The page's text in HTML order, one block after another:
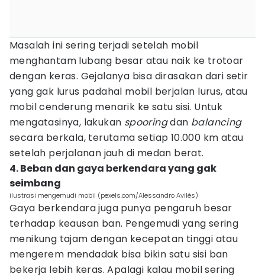
Masalah ini sering terjadi setelah mobil
menghantam lubang besar atau naik ke trotoar
dengan keras. Gejalanya bisa dirasakan dari setir
yang gak lurus padahal mobil berjalan lurus, atau
mobil cenderung menarik ke satu sisi. Untuk
mengatasinya, lakukan spooringdan balancing
secara berkala, terutama setiap 10.000 km atau
setelah perjalanan jauh di medan berat.
4. Beban dan gaya berkendara yang gak
seimbang
ilustrasi mengemudi mobil (pexels.com/Alessandro Avilés)
Gaya berkendara juga punya pengaruh besar
terhadap keausan ban. Pengemudi yang sering
menikung tajam dengan kecepatan tinggi atau
mengerem mendadak bisa bikin satu sisi ban
bekerja lebih keras. Apalagi kalau mobil sering